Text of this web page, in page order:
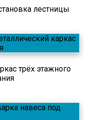
лестницы
трёх этажного